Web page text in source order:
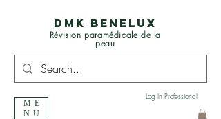
DMK BENELUX
Révision paramédicale de la
peau
ME
NU
Log In Professional